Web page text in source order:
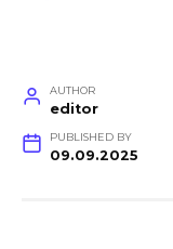
AUTHOR
editor
PUBLISHED BY
09.09.2025